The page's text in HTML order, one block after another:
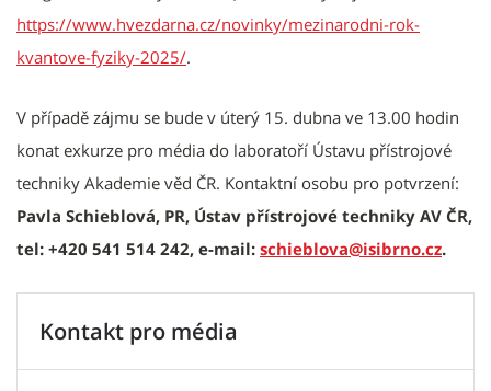
https://www.hvezdarna.cz/novinky/mezinarodni-rok-
kvantove-fyziky-2025/.
V případě zájmu se bude v úterý 15. dubna ve 13.00 hodin
konat exkurze pro média do laboratoří Ústavu přístrojové
techniky Akademie věd ČR. Kontaktní osobu pro potvrzení:
Pavla Schieblová, PR, Ústav přístrojové techniky AV ČR,
tel: +420 541 514 242, e-mail: schieblova@isibrno.cz.
Kontakt pro média